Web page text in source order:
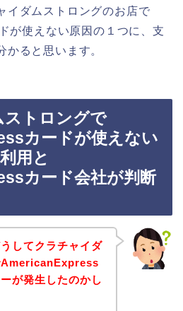
イダムストロングのお店で
が使えない原因の１つに、支
かると思います。
ストロングで
カードが使えない
用と
カード会社が判断
してクラチャイダ
AmericanExpress
が発生したのかし